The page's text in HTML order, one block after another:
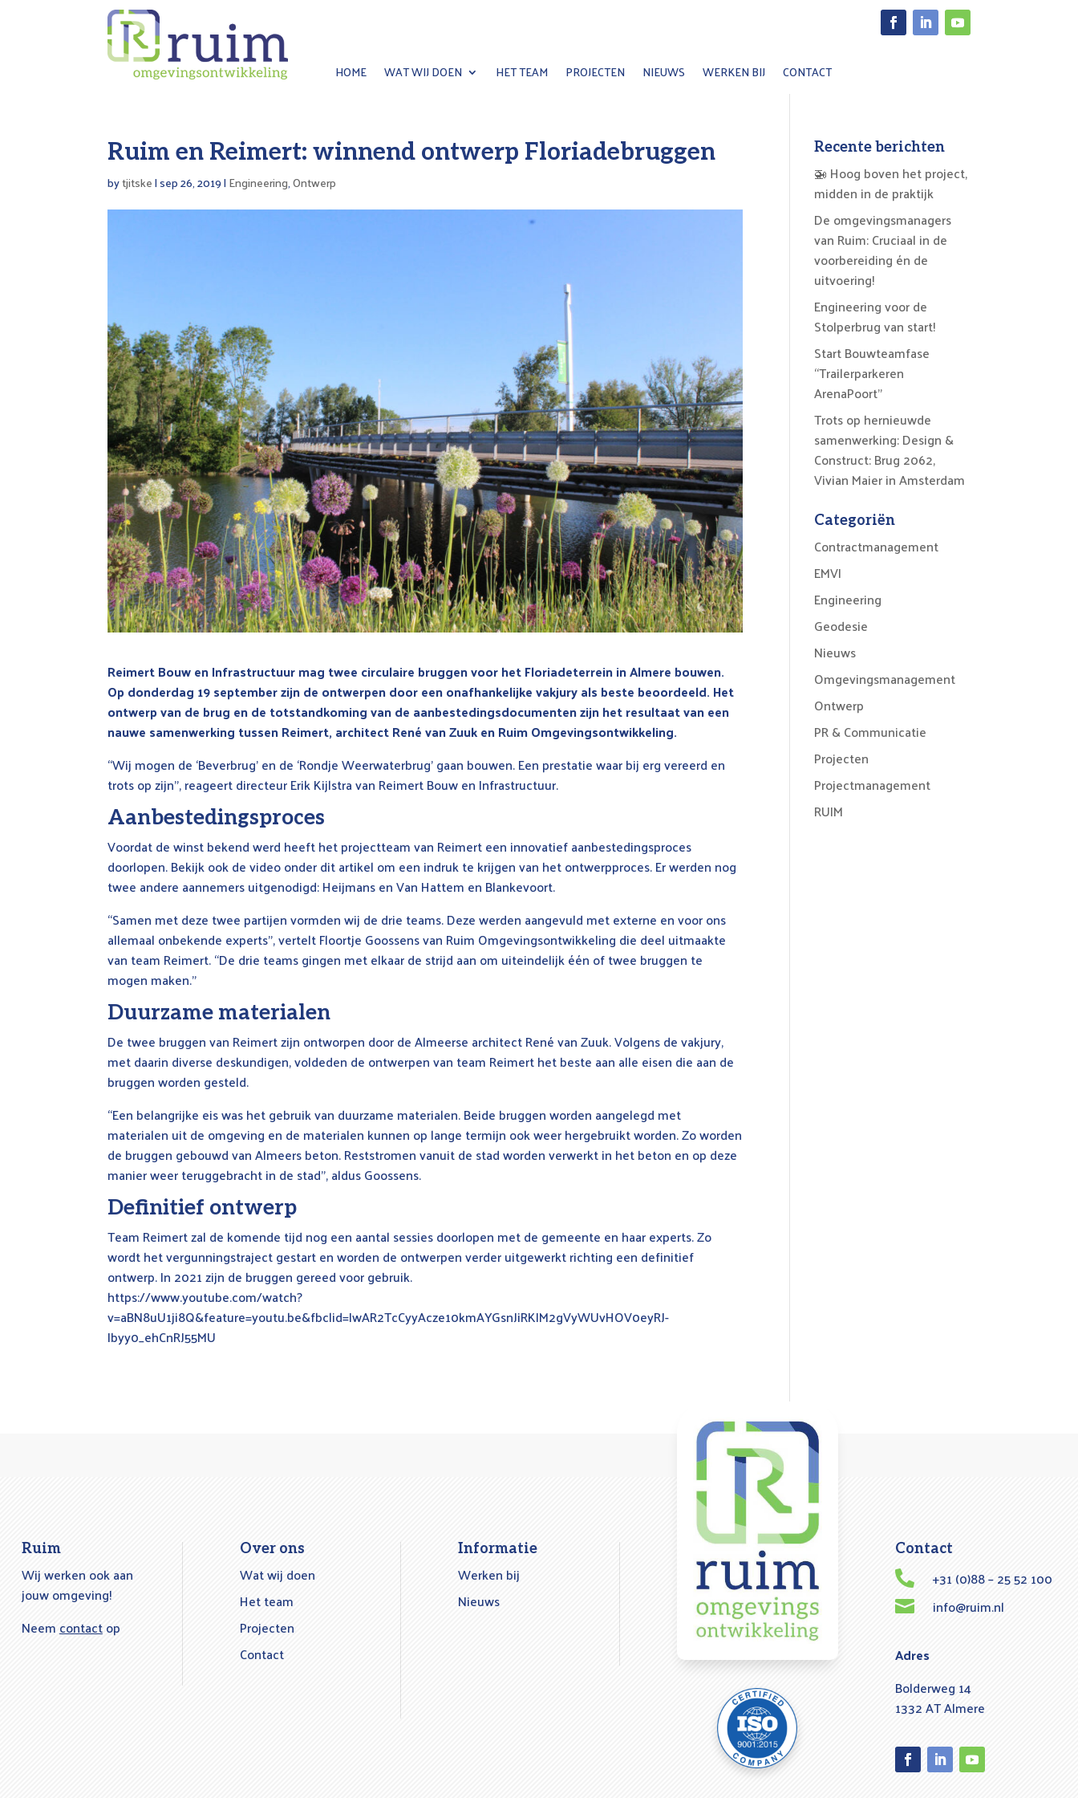
HOME WAT WIJ DOEN HET TEAM PROJECTEN NIEUWS WERKEN BIJ CONTACT
Ruim en Reimert: winnend ontwerp Floriadebruggen
bytjitske|sep 26, 2019| Engineering,Ontwerp
Reimert Bouw en Infrastructuur mag twee circulaire bruggen voor het Floriadeterrein in Almere bouwen.
Op donderdag 19 september zijn de ontwerpen door een onafhankelijke vakjury als beste beoordeeld. Het
ontwerp van de brug en de totstandkoming van de aanbestedingsdocumenten zijn het resultaat van een
nauwe samenwerking tussen Reimert, architect René van Zuuk en Ruim Omgevingsontwikkeling.
“Wij mogen de ‘Beverbrug’ en de ‘Rondje Weerwaterbrug’ gaan bouwen. Een prestatie waar bij erg vereerd en
trots op zijn”, reageert directeur Erik Kijlstra van Reimert Bouw en Infrastructuur.
Aanbestedingsproces
Voordat de winst bekend werd heeft het projectteam van Reimert een innovatief aanbestedingsproces
doorlopen. Bekijk ook de video onder dit artikel om een indruk te krijgen van het ontwerpproces. Er werden nog
twee andere aannemers uitgenodigd: Heijmans en Van Hattem en Blankevoort.
“Samen met deze twee partijen vormden wij de drie teams. Deze werden aangevuld met externe en voor ons
allemaal onbekende experts”, vertelt Floortje Goossens van Ruim Omgevingsontwikkeling die deel uitmaakte
van team Reimert. “De drie teams gingen met elkaar de strijd aan om uiteindelijk één of twee bruggen te
mogen maken.”
Duurzame materialen
De twee bruggen van Reimert zijn ontworpen door de Almeerse architect René van Zuuk. Volgens de vakjury,
met daarin diverse deskundigen, voldeden de ontwerpen van team Reimert het beste aan alle eisen die aan de
bruggen worden gesteld.
“Een belangrijke eis was het gebruik van duurzame materialen. Beide bruggen worden aangelegd met
materialen uit de omgeving en de materialen kunnen op lange termijn ook weer hergebruikt worden. Zo worden
de bruggen gebouwd van Almeers beton. Reststromen vanuit de stad worden verwerkt in het beton en op deze
manier weer teruggebracht in de stad”, aldus Goossens.
Definitief ontwerp
Team Reimert zal de komende tijd nog een aantal sessies doorlopen met de gemeente en haar experts. Zo
wordt het vergunningstraject gestart en worden de ontwerpen verder uitgewerkt richting een definitief
ontwerp. In 2021 zijn de bruggen gereed voor gebruik.
https://www.youtube.com/watch?
v=aBN8uU1ji8Q&feature=youtu.be&fbclid=IwAR2TcCyyAcze10kmAYGsnJiRKIM2gVyWUvHOV0eyRJ-
Ibyy0_ehCnRJ55MU
Recente berichten
🚁 Hoog boven het project,
midden in de praktijk
De omgevingsmanagers
van Ruim: Cruciaal in de
voorbereiding én de
uitvoering!
Engineering voor de
Stolperbrug van start!
Start Bouwteamfase
“Trailerparkeren
ArenaPoort”
Trots op hernieuwde
samenwerking: Design &
Construct: Brug 2062,
Vivian Maier in Amsterdam
Categoriën
Contractmanagement
EMVI
Engineering
Geodesie
Nieuws
Omgevingsmanagement
Ontwerp
PR & Communicatie
Projecten
Projectmanagement
RUIM
Ruim
Wij werken ook aan
jouw omgeving!
Neemcontactop
Over ons
Wat wij doen
Het team
Projecten
Contact
Informatie
Werken bij
Nieuws
Contact
 +31 (0)88 – 25 52 100
 info@ruim.nl
Adres
Bolderweg 14
1332 AT Almere